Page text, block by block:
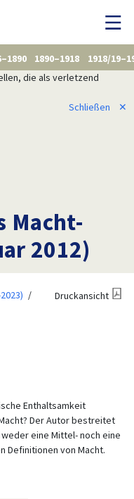
1890–1918
1918/
die als verletzend
Schließen
✕
Macht-
2012)
Druckansicht
Enthaltsamkeit
Der Autor bestreitet
eine Mittel- noch eine
Definitionen von Macht.